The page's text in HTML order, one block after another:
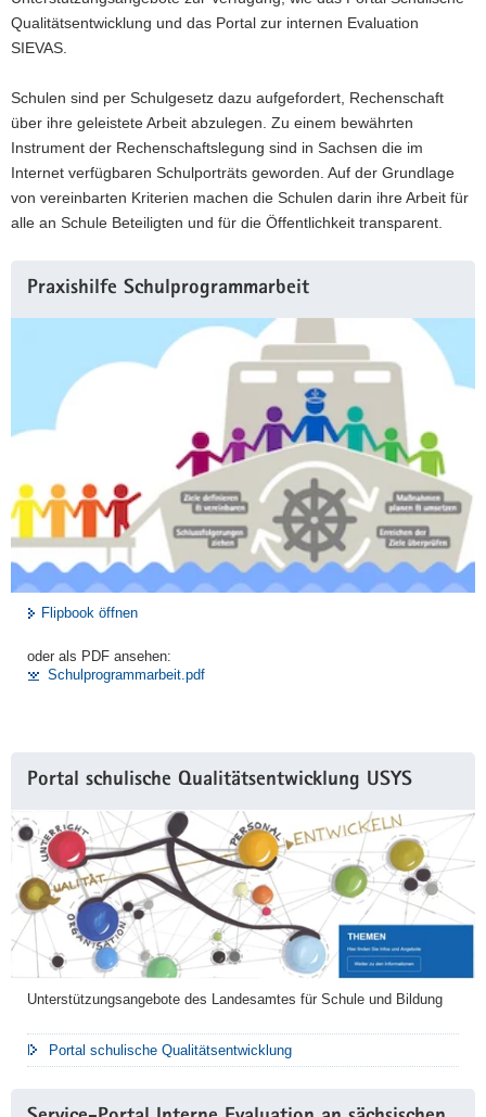
Qualitätsentwicklung und das Portal zur internen Evaluation
SIEVAS.
Schulen sind per Schulgesetz dazu aufgefordert, Rechenschaft
über ihre geleistete Arbeit abzulegen. Zu einem bewährten
Instrument der Rechenschaftslegung sind in Sachsen die im
Internet verfügbaren Schulporträts geworden. Auf der Grundlage
von vereinbarten Kriterien machen die Schulen darin ihre Arbeit für
alle an Schule Beteiligten und für die Öffentlichkeit transparent.
Information
Praxishilfe Schulprogrammarbeit
Flipbook öffnen
oder als PDF ansehen:
Schulprogrammarbeit.pdf
Portal schulische Qualitätsentwicklung USYS
Unterstützungsangebote des Landesamtes für Schule und Bildung
Portal schulische Qualitätsentwicklung